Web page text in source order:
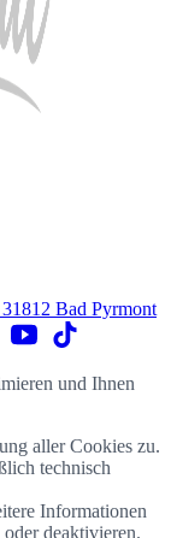
Bad Pyrmont
und Ihnen
aller Cookies zu.
technisch
Informationen
deaktivieren.